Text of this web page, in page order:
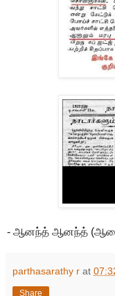
- ஆனந்த் ஆனந்த்
parthasarathy r at
Share